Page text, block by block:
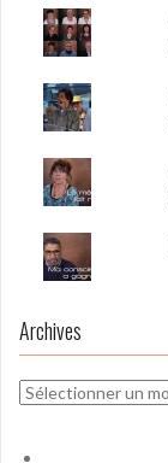
Archives
Archives